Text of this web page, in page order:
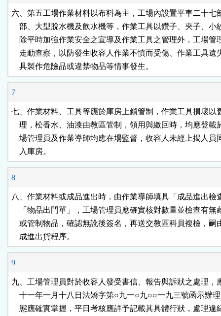
六、第五工場作業材料以布料為主，工場內設置平車二十七
部、大型脫水機及飲水機等，作業工具以鑽子、夾子、小
除平時加強作業安全之宣導及作業工具之管理外，工場管
走動查察，以防發生收容人作業不慎而受傷、作業工具遺
    具製作危險品或違禁物品等情事發生。
7
七、作業材料、工具等應於庫房上鎖管制，作業工具損壞以
理，松香水、油漆由教區管制，領用與繳回時，均應登載
場管理員及作業導師均應在場監督，收容人未經上揭人員
    入庫房。
8
八、作業材料或成品進出時，由作業導師填具「成品進出檢
「物品出門單」，工場管理員應確實核對數量並檢查有無
或管制物品，確認無訛後簽名，再送交教區科員複檢，嗣
    成進出貨程序。
9
九、工場管理員對於收容人發受書信、報告與訴狀之處理，
十一年一月十八日法矯字第○九一○九○○一九三號函示辦
態應確實掌握，平日考核應詳予記載其具體行狀，處理違